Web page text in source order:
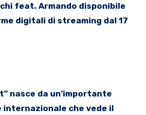
feat. Armando disponibile
digitali di streaming dal 17
nasce da un’importante
internazionale che vede il